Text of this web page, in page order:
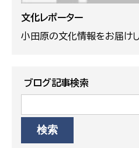
文化レポーター
小田原の文化情報をお届けし
ブログ記事検索